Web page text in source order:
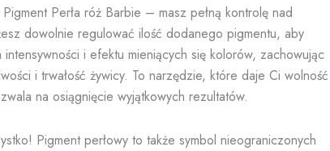
Perła róż Barbie – masz pełną kontrolę nad
dowolnie regulować ilość dodanego pigmentu, aby
i efektu mieniących się kolorów, zachowując
i trwałość żywicy. To narzędzie, które daje Ci wolność
na osiągnięcie wyjątkowych rezultatów.
Pigment perłowy to także symbol nieograniczonych